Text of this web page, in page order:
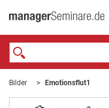
Bilder Emotionsflut1